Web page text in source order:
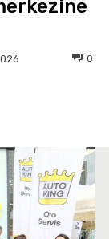
0